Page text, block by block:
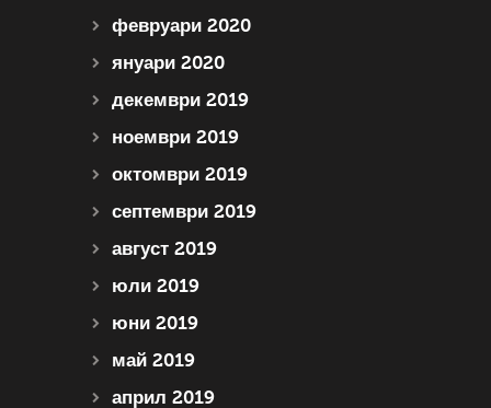
февруари 2020
януари 2020
декември 2019
ноември 2019
октомври 2019
септември 2019
август 2019
юли 2019
юни 2019
май 2019
април 2019